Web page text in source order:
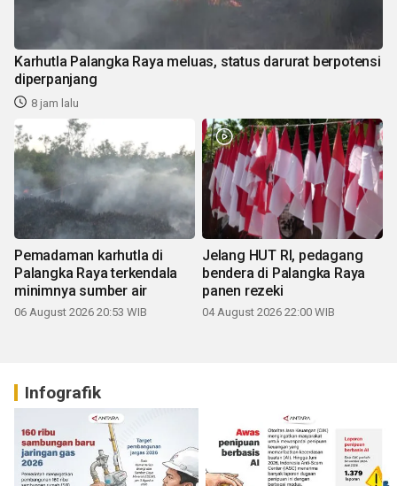
Karhutla Palangka Raya meluas, status darurat berpotensi
diperpanjang
8 jam lalu
Pemadaman karhutla di
Palangka Raya terkendala
minimnya sumber air
06 August 2026 20:53 WIB
Jelang HUT RI, pedagang
bendera di Palangka Raya
panen rezeki
04 August 2026 22:00 WIB
Infografik